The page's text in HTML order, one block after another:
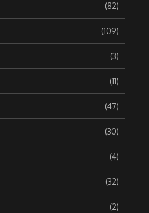
(82)
(109)
(3)
(11)
(47)
(30)
(4)
(32)
(2)